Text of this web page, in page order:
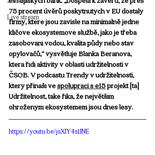
Live stream
75 procent úvěrů poskytnutých v EU dostaly
firmy, které jsou závislé na minimálně jedné
klíčové ekosystémové službě, jako je třeba
zásobování vodou, kvalita půdy nebo stav
opylovačů,“ vysvětluje Blanka Beranová,
která řídí aktivity v oblasti udržitelnosti v
ČSOB. V podcastu Trendy v udržitelnosti,
který přináší ve spolupráci s e15 projekt [ta]
Udržitelnost, také říká, že největším
ohroženým ekosystémem jsou dnes lesy.
https://youtu.be/jsXIY4s1INE